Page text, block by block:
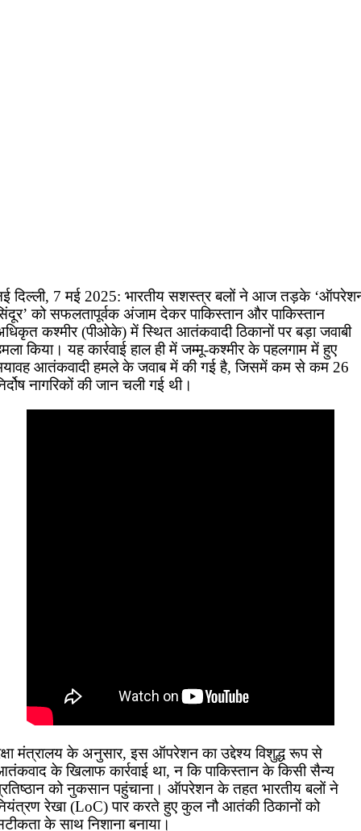
दिल्ली, 7 मई 2025: भारतीय सशस्त्र बलों ने आज तड़के
को सफलतापूर्वक अंजाम देकर पाकिस्तान और पाकिस्तान
कश्मीर (पीओके) में स्थित आतंकवादी ठिकानों पर बड़ा जवाबी
किया। यह कार्रवाई हाल ही में जम्मू-कश्मीर के पहलगाम में हुए
आतंकवादी हमले के जवाब में की गई है, जिसमें कम से कम 26
नागरिकों की जान चली गई थी।
मंत्रालय के अनुसार, इस ऑपरेशन का उद्देश्य विशुद्ध रूप से
के खिलाफ कार्रवाई था, न कि पाकिस्तान के किसी सैन्य
को नुकसान पहुंचाना। ऑपरेशन के तहत भारतीय बलों ने
रेखा (LoC) पार करते हुए कुल नौ आतंकी ठिकानों को
के साथ निशाना बनाया।